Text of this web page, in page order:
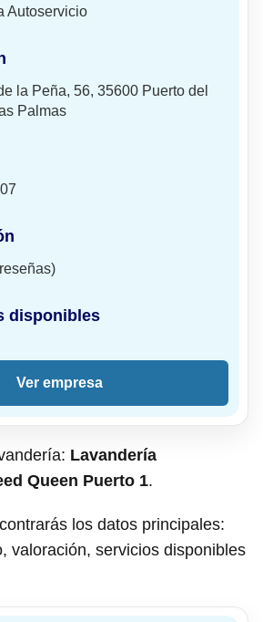
Autoservicio
la Peña, 56, 35600 Puerto del
Palmas
disponibles
Ver empresa
Lavandería
Queen Puerto 1.
los datos principales:
valoración, servicios disponibles